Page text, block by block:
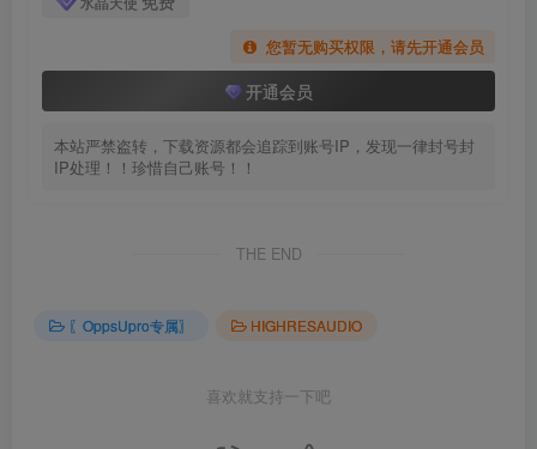
您暂无购买权限，请先开通会员
开通会员
本站严禁盗转，下载资源都会追踪到账号IP，发现一律封号封
IP处理！！珍惜自己账号！！
THE END
〖OppsUpro专属〗 HIGHRESAUDIO
喜欢就支持一下吧